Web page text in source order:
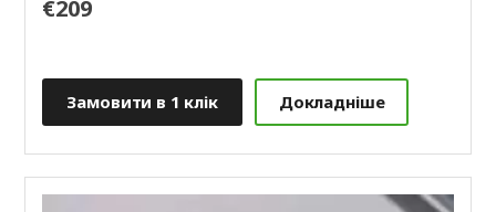
€209
Замовити в 1 клік Докладніше